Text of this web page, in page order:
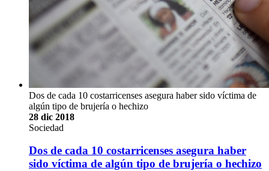
Dos de cada 10 costarricenses asegura haber sido víctima de
algún tipo de brujería o hechizo
28 dic 2018
Sociedad
Dos de cada 10 costarricenses asegura haber
sido víctima de algún tipo de brujería o hechizo